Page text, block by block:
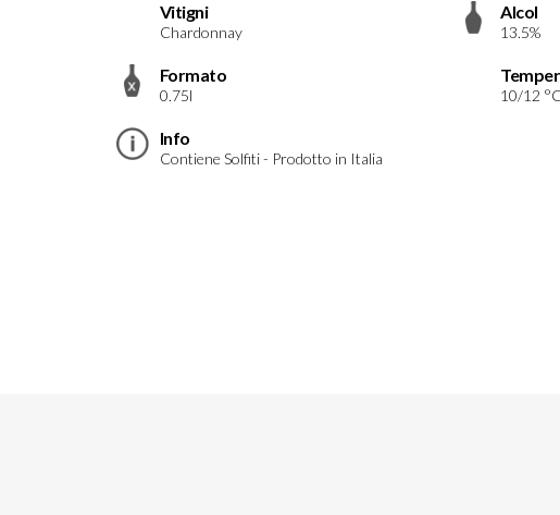
Vitigni
Chardonnay
Alcol
13.5%
Formato
0.75l 10/12
Info
Contiene Solfiti - Prodotto in Italia